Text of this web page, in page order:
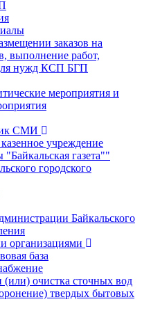
заказов на
выполнение работ,
нужд КСП БГП
мероприятия и
СМИ
учреждение
"Байкальская газета""
городского
Байкальского
организациями
база
(или) очистка сточных вод
твердых бытовых